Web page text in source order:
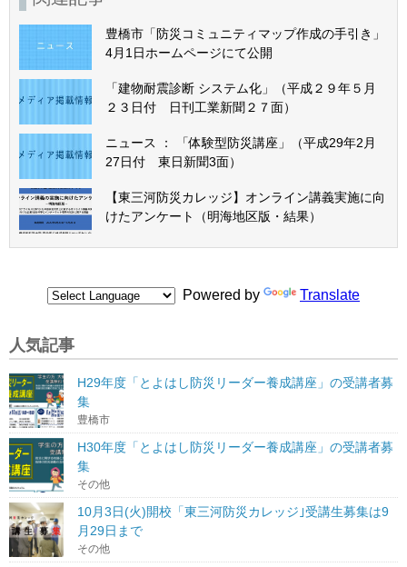
豊橋市「防災コミュニティマップ作成の手引き」
4月1日ホームページにて公開
「建物耐震診断 システム化」（平成２９年５月
２３日付 日刊工業新聞２７面）
ニュース ： 「体験型防災講座」（平成29年2月
27日付 東日新聞3面）
【東三河防災カレッジ】オンライン講義実施に向
けたアンケート（明海地区版・結果）
Powered by Translate
人気記事
H29年度「とよはし防災リーダー養成講座」の受講者募
集
豊橋市
H30年度「とよはし防災リーダー養成講座」の受講者募
集
その他
10月3日(火)開校「東三河防災カレッジ｣受講生募集は9
月29日まで
その他